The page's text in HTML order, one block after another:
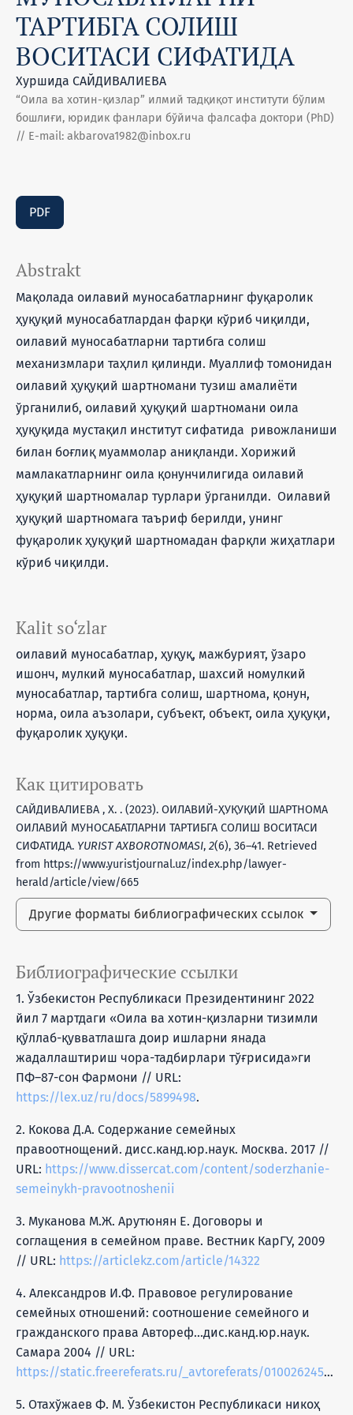
ТАРТИБГА СОЛИШ
ВОСИТАСИ СИФАТИДА
Хуршида САЙДИВАЛИЕВА
“Оила ва хотин-қизлар” илмий тадқиқот институти бўлим
бошлиғи, юридик фанлари бўйича фалсафа доктори (PhD)
// E-mail: akbarova1982@inbox.ru
PDF
Kalit so‘zlar
оилавий муносабатлар, ҳуқуқ, мажбурият, ўзаро
ишонч, мулкий муносабатлар, шахсий номулкий
муносабатлар, тартибга солиш, шартнома, қонун,
норма, оила аъзолари, субъект, объект, оила ҳуқуқи,
фуқаролик ҳуқуқи.
Как цитировать
САЙДИВАЛИЕВА , Х. . (2023). ОИЛАВИЙ-ҲУҚУҚИЙ ШАРТНОМА
ОИЛАВИЙ МУНОСАБАТЛАРНИ ТАРТИБГА СОЛИШ ВОСИТАСИ
СИФАТИДА. YURIST AXBOROTNOMASI, 2(6), 36–41. Retrieved
from https://www.yuristjournal.uz/index.php/lawyer-
herald/article/view/665
Другие форматы библиографических ссылок
Abstrakt
Мақолада оилавий муносабатларнинг фуқаролик
ҳуқуқий муносабатлардан фарқи кўриб чиқилди,
оилавий муносабатларни тартибга солиш
механизмлари таҳлил қилинди. Муаллиф томонидан
оилавий ҳуқуқий шартномани тузиш амалиёти
ўрганилиб, оилавий ҳуқуқий шартномани оила
ҳуқуқида мустақил институт сифатида ривожланиши
билан боғлиқ муаммолар аниқланди. Хорижий
мамлакатларнинг оила қонунчилигида оилавий
ҳуқуқий шартномалар турлари ўрганилди. Оилавий
ҳуқуқий шартномага таъриф берилди, унинг
фуқаролик ҳуқуқий шартномадан фарқли жиҳатлари
кўриб чиқилди.
Библиографические ссылки
1. Ўзбекистон Республикаси Президентининг 2022
йил 7 мартдаги «Оила ва хотин-қизларни тизимли
қўллаб-қувватлашга доир ишларни янада
жадаллаштириш чора-тадбирлари тўғрисида»ги
ПФ–87-сон Фармони // URL:
https://lex.uz/ru/docs/5899498.
2. Кокова Д.А. Содержание семейных
правоотнощений. дисс.канд.юр.наук. Москва. 2017 //
URL: https://www.dissercat.com/content/soderzhanie-
semeinykh-pravootnoshenii
3. Муканова М.Ж. Арутюнян Е. Договоры и
соглащения в семейном праве. Вестник КарГУ, 2009
// URL: https://articlekz.com/article/14322
4. Александров И.Ф. Правовое регулирование
семейных отношений: соотношение семейного и
гражданского права Автореф...дис.канд.юр.наук.
Самара 2004 // URL:
https://static.freereferats.ru/_avtoreferats/01002624549.pdf
5. Отахўжаев Ф. М. Ўзбекистон Республикаси никоҳ